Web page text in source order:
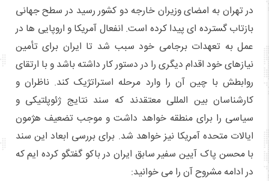
در تهران به امضای وزیران خارجه دو کشور رسید در سطح جهانی
بازتاب گسترده ای پیدا کرده است. انفعال آمریکا و اروپایی ها در
عمل به تعهدات برجامی خود سبب شد تا ایران برای تأمین
نیازهای خود اقدام دیگری را در دستور کار داشته باشد و با ارتقای
روابطش با چین آن را وارد مرحله استراتژیک کند. ناظران و
کارشناسان بین المللی معتقدند که سند نتایج ژئوپلتیکی و
سیاسی را برای منطقه خواهد داشت و موجب تضعیف هژمون
ایالات متحده آمریکا نیز خواهد شد. برای بررسی ابعاد این سند
با محسن پاک آیین سفیر سابق ایران در باکو گفتگو کرده ایم که
در ادامه مشروح آن را می خوانید: